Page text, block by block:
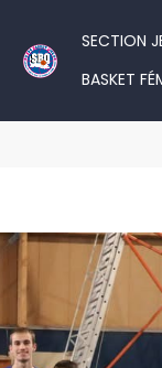
SECTION
BASKET